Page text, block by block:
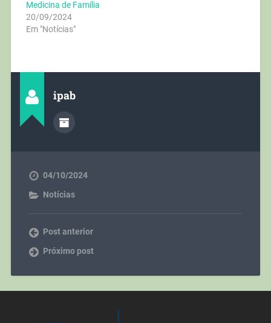
Medicina de Família
20/09/2024
Em "Notícias"
ipab
04/10/2024
Notícias
Post anterior
Próximo post